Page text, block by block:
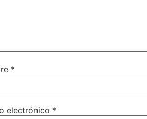
*
electrónico *